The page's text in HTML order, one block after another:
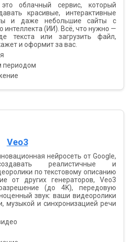
облачный сервис, который
красивые, интерактивные
и даже небольшие сайты с
интеллекта (ИИ). Всё, что нужно —
текста или загрузить файл,
и оформит за вас.
периодом
Veo3
нейросеть от Google,
реалистичные и
по текстовому описанию
от других генераторов, Veo3
(до 4K), передовую
звук: ваши видеоролики
музыкой и синхронизацией речи